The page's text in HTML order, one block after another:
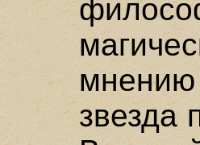
звезда